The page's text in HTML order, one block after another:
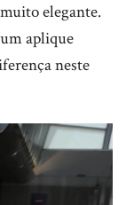
elegante.
aplique
neste